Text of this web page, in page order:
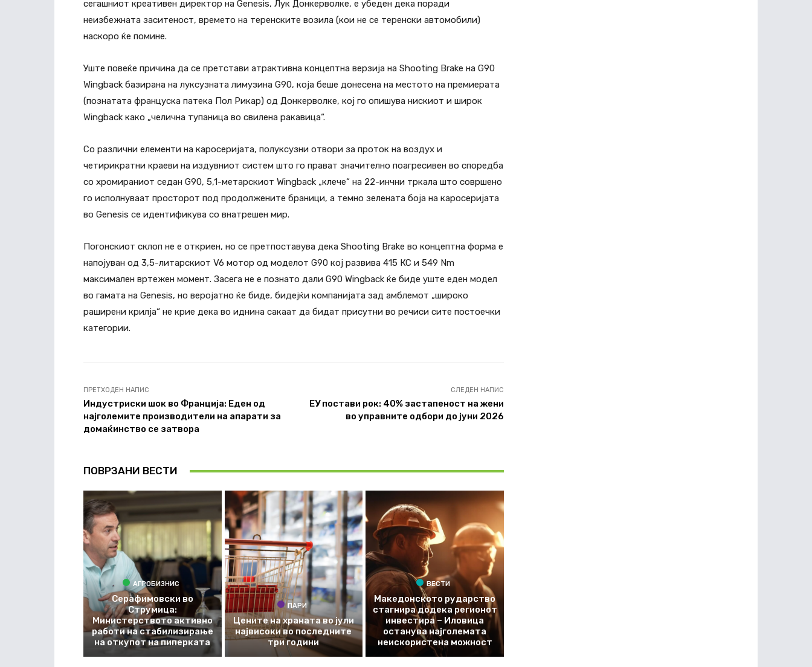
сегашниот креативен директор на Genesis, Лук Донкерволке, е убеден дека поради
неизбежната заситеност, времето на теренските возила (кои не се теренски автомобили)
наскоро ќе помине.
Уште повеќе причина да се претстави атрактивна концептна верзија на Shooting Brake на G90
Wingback базирана на луксузната лимузина G90, која беше донесена на местото на премиерата
(познатата француска патека Пол Рикар) од Донкерволке, кој го опишува нискиот и широк
Wingback како „челична тупаница во свилена ракавица“.
Со различни елементи на каросеријата, полуксузни отвори за проток на воздух и
четирикратни краеви на издувниот систем што го прават значително поагресивен во споредба
со хромираниот седан G90, 5,1-метарскиот Wingback „клече“ на 22-инчни тркала што совршено
го исполнуваат просторот под продолжените браници, а темно зелената боја на каросеријата
во Genesis се идентификува со внатрешен мир.
Погонскиот склоп не е откриен, но се претпоставува дека Shooting Brake во концептна форма е
напојуван од 3,5-литарскиот V6 мотор од моделот G90 кој развива 415 КС и 549 Nm
максимален вртежен момент. Засега не е познато дали G90 Wingback ќе биде уште еден модел
во гамата на Genesis, но веројатно ќе биде, бидејќи компанијата зад амблемот „широко
раширени крилја“ не крие дека во иднина сакаат да бидат присутни во речиси сите постоечки
категории.
ПРЕТХОДЕН НАПИС
Индустриски шок во Франција: Еден од
најголемите производители на апарати за
домаќинство се затвора
СЛЕДЕН НАПИС
ЕУ постави рок: 40% застапеност на жени
во управните одбори до јуни 2026
ПОВРЗАНИ ВЕСТИ
АГРОБИЗНИС
Серафимовски во
Струмица:
Министерството активно
работи на стабилизирање
на откупот на пиперката
ПАРИ
Цените на храната во јули
највисоки во последните
три години
ВЕСТИ
Македонското рударство
стагнира додека регионот
инвестира – Иловица
останува најголемата
неискористена можност